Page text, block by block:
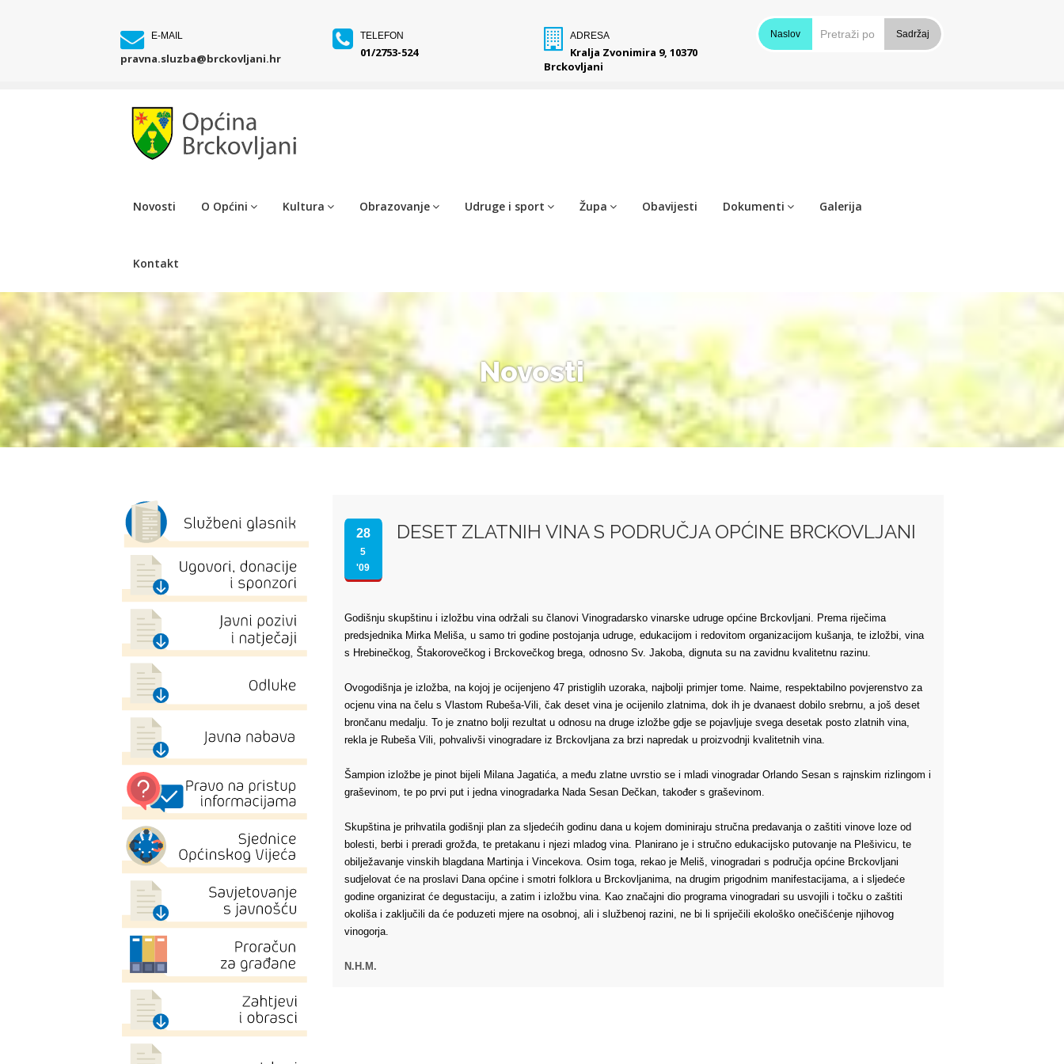
E-MAIL
pravna.sluzba@brckovljani.hr
TELEFON
01/2753-524
ADRESA
Kralja Zvonimira 9, 10370
Brckovljani
Naslov Sadržaj
Novosti O Općini Kultura Obrazovanje Udruge i sport Župa Obavijesti Dokumenti Galerija
Kontakt
Novosti
28
5
'09
DESET ZLATNIH VINA S PODRUČJA OPĆINE BRCKOVLJANI
Godišnju skupštinu i izložbu vina održali su članovi Vinogradarsko vinarske udruge općine Brckovljani. Prema riječima
predsjednika Mirka Meliša, u samo tri godine postojanja udruge, edukacijom i redovitom organizacijom kušanja, te izložbi, vina
s Hrebinečkog, Štakorovečkog i Brckovečkog brega, odnosno Sv. Jakoba, dignuta su na zavidnu kvalitetnu razinu.
Ovogodišnja je izložba, na kojoj je ocijenjeno 47 pristiglih uzoraka, najbolji primjer tome. Naime, respektabilno povjerenstvo za
ocjenu vina na čelu s Vlastom Rubeša-Vili, čak deset vina je ocijenilo zlatnima, dok ih je dvanaest dobilo srebrnu, a još deset
brončanu medalju. To je znatno bolji rezultat u odnosu na druge izložbe gdje se pojavljuje svega desetak posto zlatnih vina,
rekla je Rubeša Vili, pohvalivši vinogradare iz Brckovljana za brzi napredak u proizvodnji kvalitetnih vina.
Šampion izložbe je pinot bijeli Milana Jagatića, a među zlatne uvrstio se i mladi vinogradar Orlando Sesan s rajnskim rizlingom i
graševinom, te po prvi put i jedna vinogradarka Nada Sesan Dečkan, također s graševinom.
Skupština je prihvatila godišnji plan za sljedećih godinu dana u kojem dominiraju stručna predavanja o zaštiti vinove loze od
bolesti, berbi i preradi grožđa, te pretakanu i njezi mladog vina. Planirano je i stručno edukacijsko putovanje na Plešivicu, te
obilježavanje vinskih blagdana Martinja i Vincekova. Osim toga, rekao je Meliš, vinogradari s područja općine Brckovljani
sudjelovat će na proslavi Dana općine i smotri folklora u Brckovljanima, na drugim prigodnim manifestacijama, a i sljedeće
godine organizirat će degustaciju, a zatim i izložbu vina. Kao značajni dio programa vinogradari su usvojili i točku o zaštiti
okoliša i zaključili da će poduzeti mjere na osobnoj, ali i službenoj razini, ne bi li spriječili ekološko onečišćenje njihovog
vinogorja.
N.H.M.